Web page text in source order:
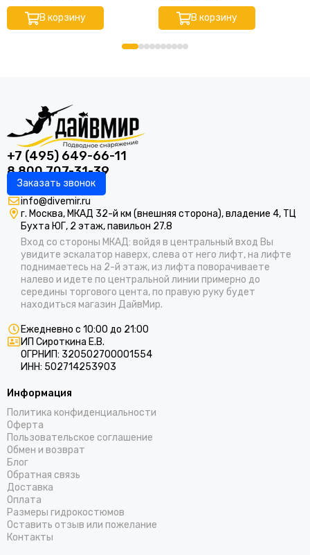
В корзину В корзину
+7 (495) 649-66-11
8 800 707-31-39
Заказать звонок
info@divemir.ru
г. Москва, МКАД 32-й км (внешняя сторона), владение 4, ТЦ
Бухта ЮГ, 2 этаж, павильон 27.8
Вход со стороны МКАД: войдя в центральный вход Вы
увидите эскалатор наверх, слева от него лифт, на лифте
поднимаетесь на 2-й этаж, из лифта поворачиваете
налево и идете по центральной линии примерно до
середины торгового цента, по правую руку будет
находиться магазин ДайвМир.
Ежедневно с 10:00 до 21:00
ИП Сироткина Е.В.
ОГРНИП: 320502700001554
ИНН: 502714253903
Информация
Политика конфиденциальности
Оферта
Пользовательское соглашение
Обмен и возврат
Блог
Обратная связь
Доставка
Оплата
Размеры гидрокостюмов
Оставить отзыв или пожелание
Контакты